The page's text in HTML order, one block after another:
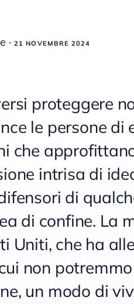
· 21 NOVEMBRE 2024
proteggere
le persone
che
intrisa di
di
di confine. La
Uniti, che ha
non
un modo di